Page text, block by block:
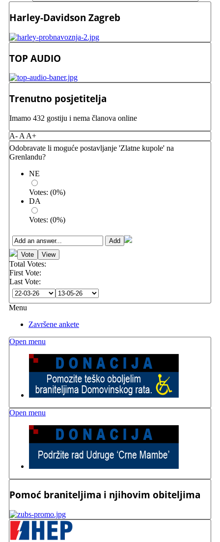
Harley-Davidson Zagreb
TOP AUDIO
Trenutno posjetitelja
Imamo 432 gostiju i nema članova online
A- A A+
Odobravate li moguće postavljanje 'Zlatne kupole' na
Grenlandu?
NE
Votes: (0%)
DA
Votes: (0%)
Total Votes:
First Vote:
Last Vote:
Menu
Završene ankete
Open menu
Open menu
Pomoć braniteljima i njihovim obiteljima